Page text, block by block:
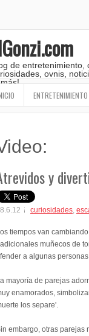
de entretenimiento,
ovnis,
ENTRETENIMIENTO
y
curiosidades,
tiempos van
muñecos de
a algunas
mayoría de parejas
enamorados,
los separe'.
embargo, otras parejas